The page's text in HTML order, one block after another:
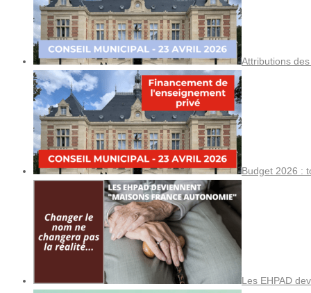
Attributions
Budget 2026 :
Les EHPAD